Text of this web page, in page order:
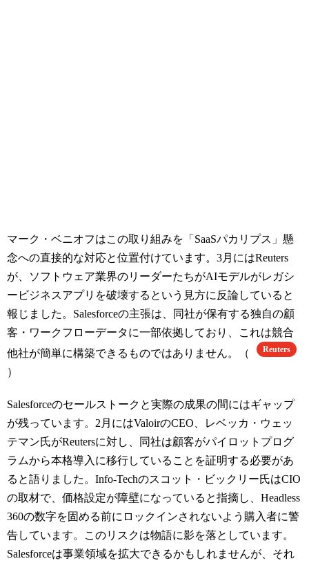
マーク・ベニオフはこの取り組みを「SaaSパカリプス」懸
念への直接的な対応と位置付けています。3月にはReuters
が、ソフトウェア業界のリーダーたちがAIモデルがレガシ
ービジネスアプリを破壊するという見方に反論していると
報じました。Salesforceの主張は、同社が保有する独自の顧
客・ワークフローデータに一部依拠しており、これは競合
他社が簡単に構築できるものではありません。（
Reuters
）
Salesforceのセールストークと実際の成果の間にはギャップ
が残っています。2月にはValoirのCEO、レベッカ・ウェッ
テマン氏がReutersに対し、同社は顧客がパイロットプログ
ラムから本格導入に移行していることを証明する必要があ
ると語りました。Info-Techのスコット・ビックリー氏はCIO
の取材で、価格設定が障壁になっていると指摘し、Headless
360の数字を固める前にロックインされないよう購入者に警
告しています。このリスクは物語に影を落としています。
Salesforceは事業領域を拡大できるかもしれませんが、それ